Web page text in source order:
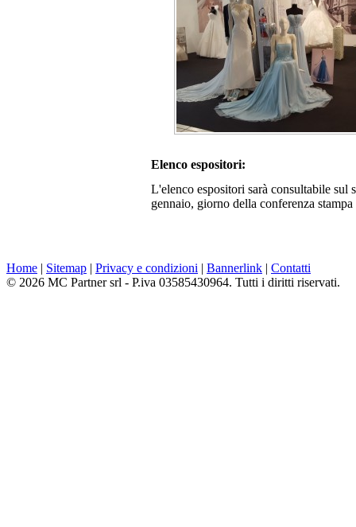
Elenco espositori:
L'elenco espositori sarà consultabile sul
gennaio, giorno della conferenza
Home | Sitemap | Privacy e condizioni | Bannerlink | Contatti
© 2026 MC Partner srl - P.iva 03585430964. Tutti i diritti riservati.